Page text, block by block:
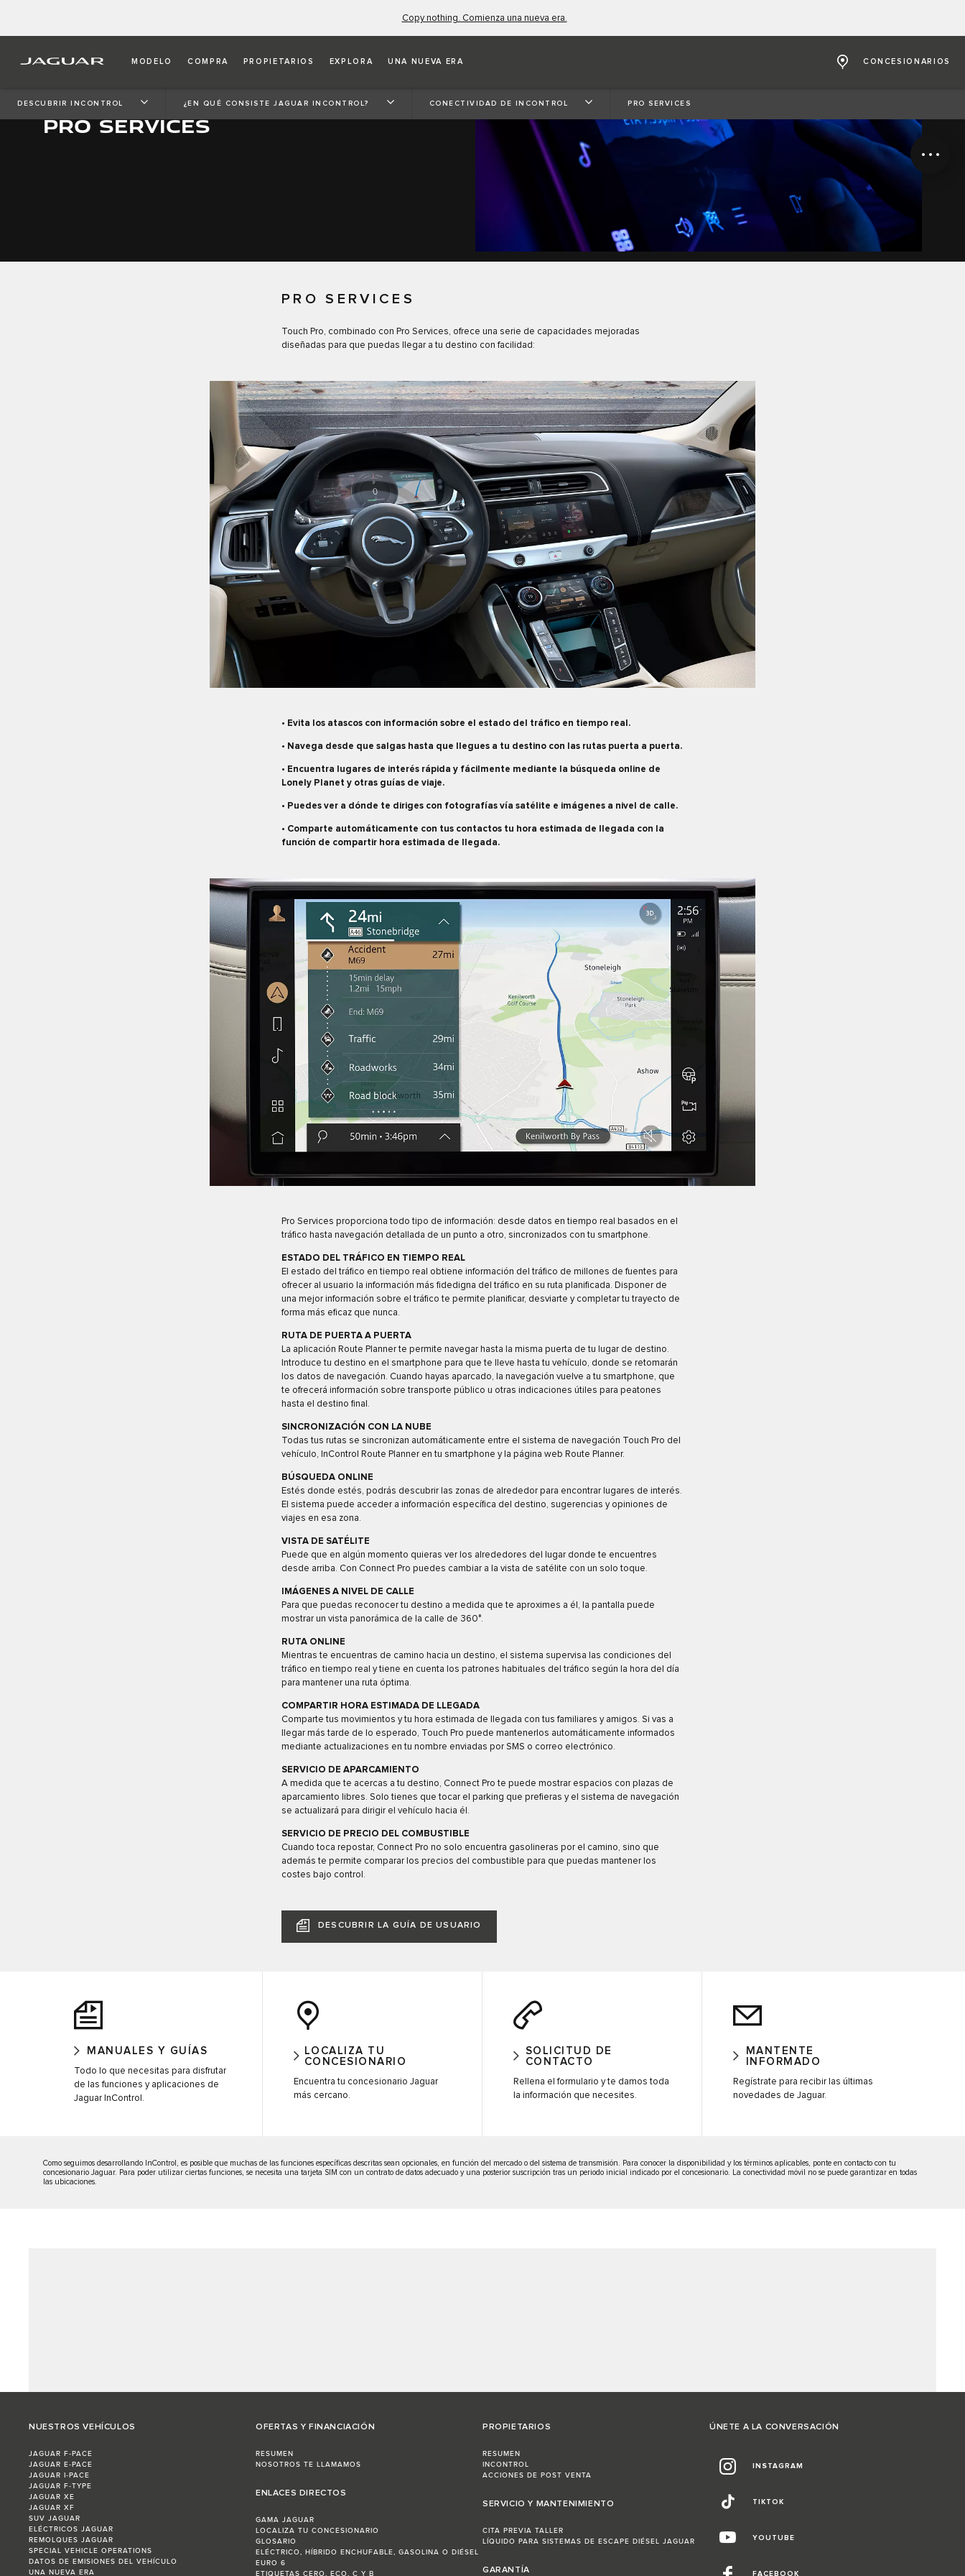
Copy nothing. Comienza una nueva era.
MODELO COMPRA PROPIETARIOS EXPLORA UNA NUEVA ERA CONCESIONARIOS
DESCUBRIR INCONTROL ¿EN QUÉ CONSISTE JAGUAR INCONTROL? CONECTIVIDAD DE INCONTROL PRO SERVICES
PRO SERVICES
PRO SERVICES
Touch Pro, combinado con Pro Services, ofrece una serie de capacidades mejoradas
diseñadas para que puedas llegar a tu destino con facilidad:
• Evita los atascos con información sobre el estado del tráfico en tiempo real.
• Navega desde que salgas hasta que llegues a tu destino con las rutas puerta a puerta.
• Encuentra lugares de interés rápida y fácilmente mediante la búsqueda online de
Lonely Planet y otras guías de viaje.
• Puedes ver a dónde te diriges con fotografías vía satélite e imágenes a nivel de calle.
• Comparte automáticamente con tus contactos tu hora estimada de llegada con la
función de compartir hora estimada de llegada.
Pro Services proporciona todo tipo de información: desde datos en tiempo real basados en el
tráfico hasta navegación detallada de un punto a otro, sincronizados con tu smartphone.
ESTADO DEL TRÁFICO EN TIEMPO REAL
El estado del tráfico en tiempo real obtiene información del tráfico de millones de fuentes para
ofrecer al usuario la información más fidedigna del tráfico en su ruta planificada. Disponer de
una mejor información sobre el tráfico te permite planificar, desviarte y completar tu trayecto de
forma más eficaz que nunca.
RUTA DE PUERTA A PUERTA
La aplicación Route Planner te permite navegar hasta la misma puerta de tu lugar de destino.
Introduce tu destino en el smartphone para que te lleve hasta tu vehículo, donde se retomarán
los datos de navegación. Cuando hayas aparcado, la navegación vuelve a tu smartphone, que
te ofrecerá información sobre transporte público u otras indicaciones útiles para peatones
hasta el destino final.
SINCRONIZACIÓN CON LA NUBE
Todas tus rutas se sincronizan automáticamente entre el sistema de navegación Touch Pro del
vehículo, InControl Route Planner en tu smartphone y la página web Route Planner.
BÚSQUEDA ONLINE
Estés donde estés, podrás descubrir las zonas de alrededor para encontrar lugares de interés.
El sistema puede acceder a información específica del destino, sugerencias y opiniones de
viajes en esa zona.
VISTA DE SATÉLITE
Puede que en algún momento quieras ver los alrededores del lugar donde te encuentres
desde arriba. Con Connect Pro puedes cambiar a la vista de satélite con un solo toque.
IMÁGENES A NIVEL DE CALLE
Para que puedas reconocer tu destino a medida que te aproximes a él, la pantalla puede
mostrar un vista panorámica de la calle de 360°.
RUTA ONLINE
Mientras te encuentras de camino hacia un destino, el sistema supervisa las condiciones del
tráfico en tiempo real y tiene en cuenta los patrones habituales del tráfico según la hora del día
para mantener una ruta óptima.
COMPARTIR HORA ESTIMADA DE LLEGADA
Comparte tus movimientos y tu hora estimada de llegada con tus familiares y amigos. Si vas a
llegar más tarde de lo esperado, Touch Pro puede mantenerlos automáticamente informados
mediante actualizaciones en tu nombre enviadas por SMS o correo electrónico.
SERVICIO DE APARCAMIENTO
A medida que te acercas a tu destino, Connect Pro te puede mostrar espacios con plazas de
aparcamiento libres. Solo tienes que tocar el parking que prefieras y el sistema de navegación
se actualizará para dirigir el vehículo hacia él.
SERVICIO DE PRECIO DEL COMBUSTIBLE
Cuando toca repostar, Connect Pro no solo encuentra gasolineras por el camino, sino que
además te permite comparar los precios del combustible para que puedas mantener los
costes bajo control.
DESCUBRIR LA GUÍA DE USUARIO
MANUALES Y GUÍAS
Todo lo que necesitas para disfrutar
de las funciones y aplicaciones de
Jaguar InControl.
LOCALIZA TU
CONCESIONARIO
Encuentra tu concesionario Jaguar
más cercano.
SOLICITUD DE
CONTACTO
Rellena el formulario y te damos toda
la información que necesites.
MANTENTE
INFORMADO
Regístrate para recibir las últimas
novedades de Jaguar.​
Como seguimos desarrollando InControl, es posible que muchas de las funciones específicas descritas sean opcionales, en función del mercado o del sistema de transmisión. Para conocer la disponibilidad y los términos aplicables, ponte en contacto con tu
concesionario Jaguar. Para poder utilizar ciertas funciones, se necesita una tarjeta SIM con un contrato de datos adecuado y una posterior suscripción tras un periodo inicial indicado por el concesionario. La conectividad móvil no se puede garantizar en todas
las ubicaciones.
NUESTROS VEHÍCULOS
JAGUAR F-PACE
JAGUAR E-PACE
JAGUAR I-PACE
JAGUAR F-TYPE
JAGUAR XE
JAGUAR XF
SUV JAGUAR
ELÉCTRICOS JAGUAR
REMOLQUES JAGUAR
SPECIAL VEHICLE OPERATIONS
DATOS DE EMISIONES DEL VEHÍCULO
UNA NUEVA ERA
OFERTAS Y FINANCIACIÓN
RESUMEN
NOSOTROS TE LLAMAMOS
ENLACES DIRECTOS
GAMA JAGUAR
LOCALIZA TU CONCESIONARIO
GLOSARIO
ELÉCTRICO, HÍBRIDO ENCHUFABLE, GASOLINA O DIÉSEL
EURO 6
ETIQUETAS CERO, ECO, C Y B
PROPIETARIOS
RESUMEN
INCONTROL
ACCIONES DE POST VENTA
SERVICIO Y MANTENIMIENTO
CITA PREVIA TALLER
LÍQUIDO PARA SISTEMAS DE ESCAPE DIÉSEL JAGUAR
GARANTÍA
ÚNETE A LA CONVERSACIÓN
INSTAGRAM
TIKTOK
YOUTUBE
FACEBOOK